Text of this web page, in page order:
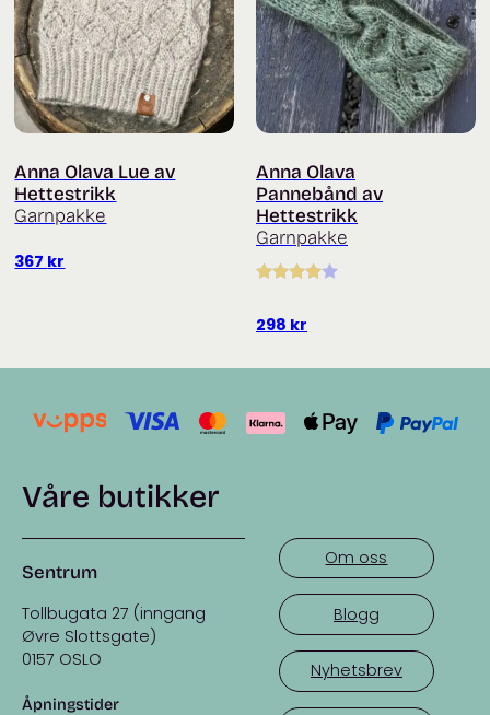
Anna Olava Lue av
Hettestrikk
Garnpakke
367 kr
Anna Olava
Pannebånd av
Hettestrikk
Garnpakke
4.00av 5
298 kr
Våre butikker
Sentrum
Tollbugata 27 (inngang
Øvre Slottsgate)
0157 OSLO
Åpningstider
Om oss
Blogg
Nyhetsbrev